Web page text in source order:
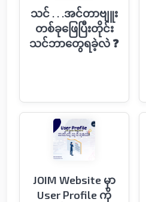
သင် . . .အင်တာဗျူး
တစ်ခုဖြေပြီးတိုင်း
သင်ဘာ​တွေရခဲ့လဲ ❓
JOIM Website မှာ
User Profile ကို